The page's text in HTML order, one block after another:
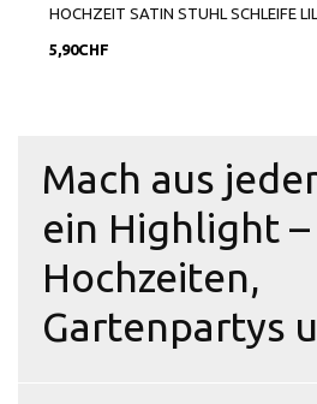
HOCHZEIT SATIN STUHL SCHLEIFE
5,90CHF
Mach aus
ein Highlight
Hochzeiten,
Gartenpartys